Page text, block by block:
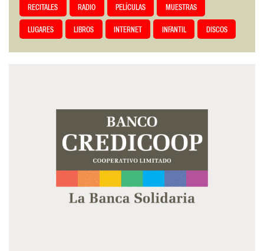
RECITALES RADIO PELÍCULAS MUESTRAS
LUGARES LIBROS INTERNET INFANTIL DISCOS